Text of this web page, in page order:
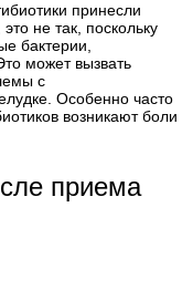
принесли
не так, поскольку
бактерии,
может вызвать
с
Особенно часто
возникают боли
приема